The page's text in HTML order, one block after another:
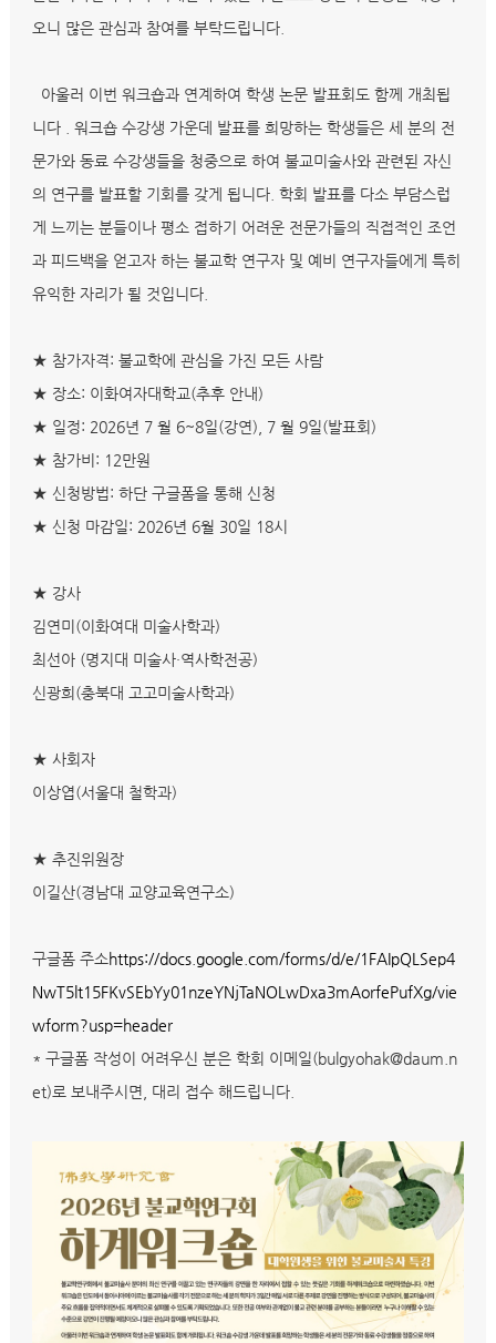
오니 많은 관심과 참여를 부탁드립니다.
아울러 이번 워크숍과 연계하여 학생 논문 발표회도 함께 개최됩
니다 . 워크숍 수강생 가운데 발표를 희망하는 학생들은 세 분의 전
문가와 동료 수강생들을 청중으로 하여 불교미술사와 관련된 자신
의 연구를 발표할 기회를 갖게 됩니다. 학회 발표를 다소 부담스럽
게 느끼는 분들이나 평소 접하기 어려운 전문가들의 직접적인 조언
과 피드백을 얻고자 하는 불교학 연구자 및 예비 연구자들에게 특히
유익한 자리가 될 것입니다.
★ 참가자격: 불교학에 관심을 가진 모든 사람
★​ 장소: 이화여자대학교(추후 안내)
★​ 일정: 2026년 7 월 6~8일(강연), 7 월 9일(발표회)
★​ 참가비: 12만원
★​ 신청방법: 하단 구글폼을 통해 신청
★​ 신청 마감일: 2026년 6월 30일 18시
★​ 강사
김연미(이화여대 미술사학과)
최선아 (명지대 미술사·역사학전공)
신광희(충북대 고고미술사학과)
★ 사회자
이상엽(서울대 철학과)
★ 추진위원장
이길산(경남대 교양교육연구소)​
구글폼 주소https://docs.google.com/forms/d/e/1FAIpQLSep4
NwT5lt15FKvSEbYy01nzeYNjTaNOLwDxa3mAorfePufXg/vie
wform?usp=header
* 구글폼 작성이 어려우신 분은 학회 이메일(bulgyohak@daum.n
et)로 보내주시면, 대리 접수 해드립니다.